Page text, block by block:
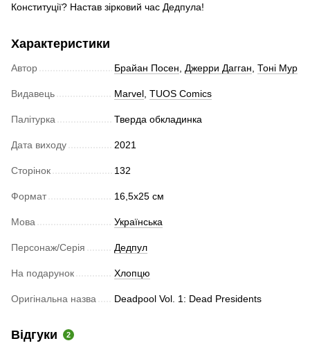
Конституції? Настав зірковий час Дедпула!
Характеристики
Автор Брайан Посен, Джерри Дагган, Тоні Мур
Видавець Marvel, TUOS Comics
Палітурка Тверда обкладинка
Дата виходу 2021
Сторінок 132
Формат 16,5х25 см
Мова Українська
Персонаж/Серія Дедпул
На подарунок Хлопцю
Оригінальна назва Deadpool Vol. 1: Dead Presidents
Відгуки 2